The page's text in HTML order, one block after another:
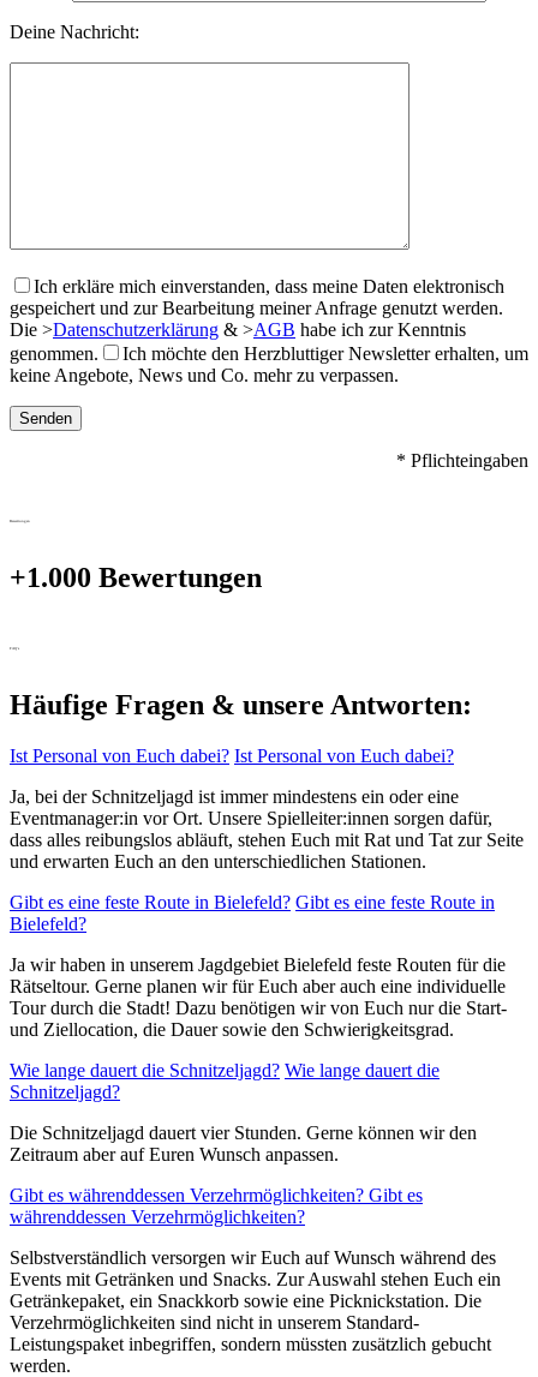
Deine Nachricht:
Ich erkläre mich einverstanden, dass meine Daten elektronisch
gespeichert und zur Bearbeitung meiner Anfrage genutzt werden.
Die >Datenschutzerklärung & >AGB habe ich zur Kenntnis
genommen.
Ich möchte den Herzbluttiger Newsletter erhalten, um
keine Angebote, News und Co. mehr zu verpassen.
* Pflichteingaben
Bewertungen
+1.000 Bewertungen
FAQ's
Häufige Fragen & unsere Antworten:
Ist Personal von Euch dabei? Ist Personal von Euch dabei?
Ja, bei der Schnitzeljagd ist immer mindestens ein oder eine
Eventmanager:in vor Ort. Unsere Spielleiter:innen sorgen dafür,
dass alles reibungslos abläuft, stehen Euch mit Rat und Tat zur Seite
und erwarten Euch an den unterschiedlichen Stationen.
Gibt es eine feste Route in Bielefeld? Gibt es eine feste Route in
Bielefeld?
Ja wir haben in unserem Jagdgebiet Bielefeld feste Routen für die
Rätseltour. Gerne planen wir für Euch aber auch eine individuelle
Tour durch die Stadt! Dazu benötigen wir von Euch nur die Start-
und Ziellocation, die Dauer sowie den Schwierigkeitsgrad.
Wie lange dauert die Schnitzeljagd? Wie lange dauert die
Schnitzeljagd?
Die Schnitzeljagd dauert vier Stunden. Gerne können wir den
Zeitraum aber auf Euren Wunsch anpassen.
Gibt es währenddessen Verzehrmöglichkeiten? Gibt es
währenddessen Verzehrmöglichkeiten?
Selbstverständlich versorgen wir Euch auf Wunsch während des
Events mit Getränken und Snacks. Zur Auswahl stehen Euch ein
Getränkepaket, ein Snackkorb sowie eine Picknickstation. Die
Verzehrmöglichkeiten sind nicht in unserem Standard-
Leistungspaket inbegriffen, sondern müssten zusätzlich gebucht
werden.